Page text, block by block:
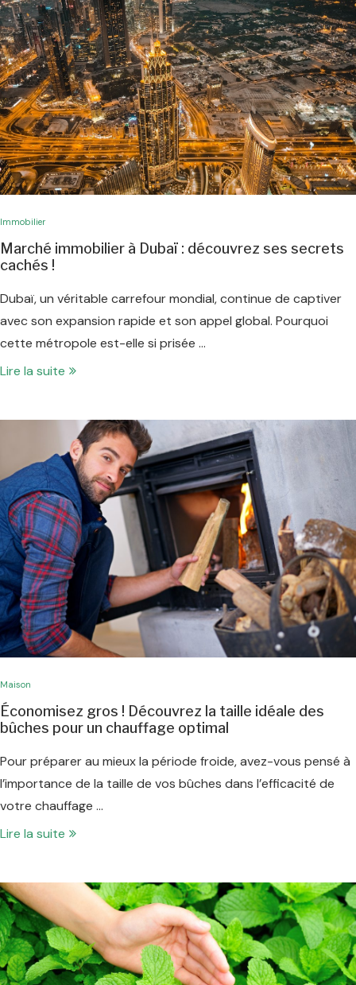
Immobilier
Marché immobilier à Dubaï : découvrez ses secrets
cachés !
Dubaï, un véritable carrefour mondial, continue de captiver
avec son expansion rapide et son appel global. Pourquoi
cette métropole est-elle si prisée …
Lire la suite
Maison
Économisez gros ! Découvrez la taille idéale des
bûches pour un chauffage optimal
Pour préparer au mieux la période froide, avez-vous pensé à
l’importance de la taille de vos bûches dans l’efficacité de
votre chauffage …
Lire la suite